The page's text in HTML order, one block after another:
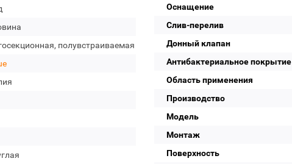
полувстраиваемая
Оснащение
Слив-перелив
Донный клапан
Антибактериальное покрытие
Область применения
Производство
Модель
Монтаж
Поверхность